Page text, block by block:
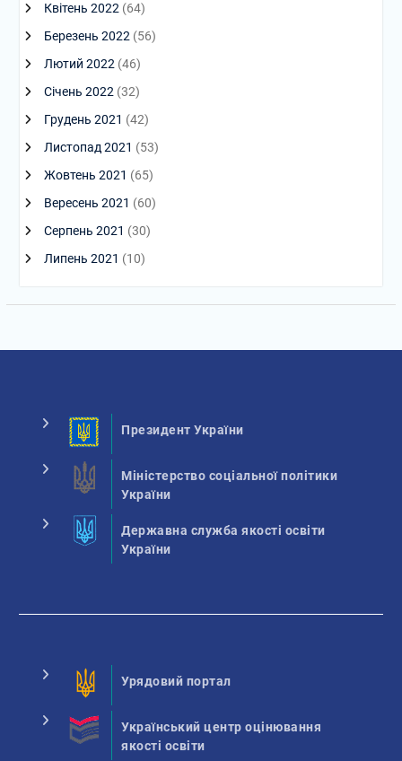
Квітень 2022 (64)
Березень 2022 (56)
Лютий 2022 (46)
Січень 2022 (32)
Грудень 2021 (42)
Листопад 2021 (53)
Жовтень 2021 (65)
Вересень 2021 (60)
Серпень 2021 (30)
Липень 2021 (10)
Президент України
Міністерство соціальної політики
України
Державна служба якості освіти
України
Урядовий портал
Український центр оцінювання
якості освіти